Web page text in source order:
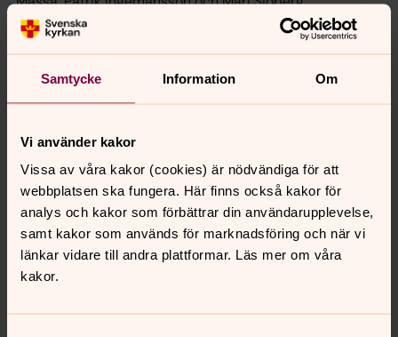
Samtycke Information Om
Vi använder kakor
Vissa av våra kakor (cookies) är nödvändiga för att
webbplatsen ska fungera. Här finns också kakor för
analys och kakor som förbättrar din användarupplevelse,
samt kakor som används för marknadsföring och när vi
länkar vidare till andra plattformar. Läs mer om våra
kakor.
Heliga Kors kyrka kl 11.00
Mässa, Gerda Mattiasson och Fredric Lindahl
Eringsboda kyrka kl 15.00
Mässa med sånger från 50- och 60-talet, Gerda
Välkommen till en stämningsfull mässa fylld med nostalgi
och glädje! Vi bjuder på älskade klassiker i en varm och
musikalisk mässa.
Kallinge kyrka kl 15.00
Mässa, Anna Svensson och Henrik Ström